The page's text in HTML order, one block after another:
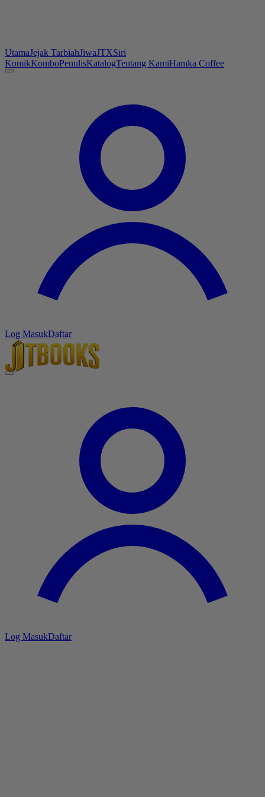
UtamaJejak TarbiahJiwaJTXSiri
KomikKomboPenulisKatalogTentang KamiHamka Coffee
Log MasukDaftar
Log MasukDaftar